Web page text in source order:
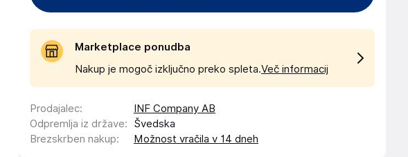
Marketplace ponudba
Nakup je mogoč izključno preko spleta.Več informacij
Prodajalec:
INF Company AB
Odpremlja iz države:
Švedska
Brezskrben nakup: Možnost vračila v 14 dneh